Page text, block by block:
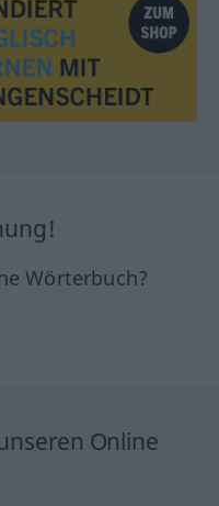
Wörterbuch?
Online